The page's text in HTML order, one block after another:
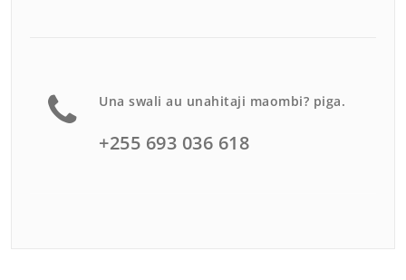
Una swali au unahitaji maombi? piga.
+255 693 036 618